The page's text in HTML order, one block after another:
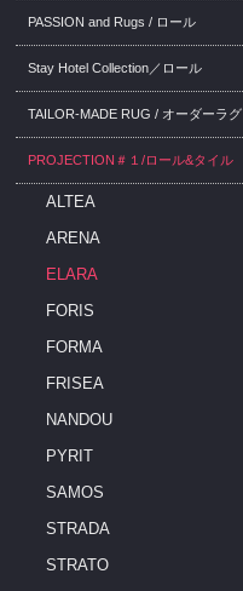
PASSION and Rugs / ロール
Stay Hotel Collection／ロール
TAILOR-MADE RUG / オーダーラグ
PROJECTION＃１/ロール&タイル
ALTEA
ARENA
ELARA
FORIS
FORMA
FRISEA
NANDOU
PYRIT
SAMOS
STRADA
STRATO